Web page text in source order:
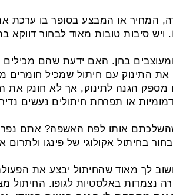
או המבצע בסופר בו ערכת את
בחן. האם ידעת שהם מכילים
עם חיתול שמכיל חומרים
הגנה לתינוק, אך לא חונק את
או תפרחת חיתולים נעשים
אותו לפח האשפה? אתם נפרדתם
אקולוגי של פינגו ולתרום
מאוד שהחיתול יבצע את הפעולה